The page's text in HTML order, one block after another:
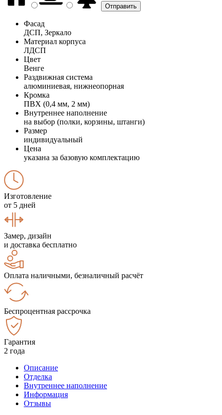
Фасад
ДСП, Зеркало
Материал корпуса
ЛДСП
Цвет
Венге
Раздвижная система
алюминиевая, нижнеопорная
Кромка
ПВХ (0,4 мм, 2 мм)
Внутреннее наполнение
на выбор (полки, корзины, штанги)
Размер
индивидуальный
Цена
указана за базовую комплектацию
Изготовление
от 5 дней
Замер, дизайн
и доставка бесплатно
Оплата наличными, безналичный расчёт
Беспроцентная рассрочка
Гарантия
2 года
Описание
Отделка
Внутреннее наполнение
Информация
Отзывы